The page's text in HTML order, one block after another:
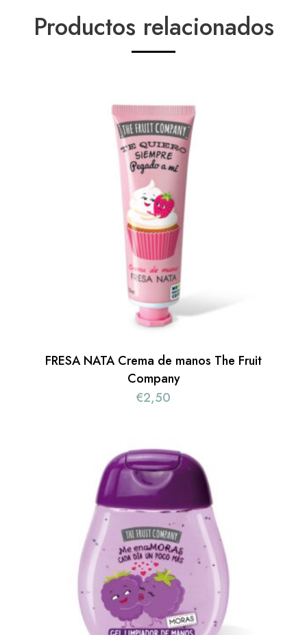
Productos relacionados
FRESA NATA Crema de manos The Fruit
Company
€2,50